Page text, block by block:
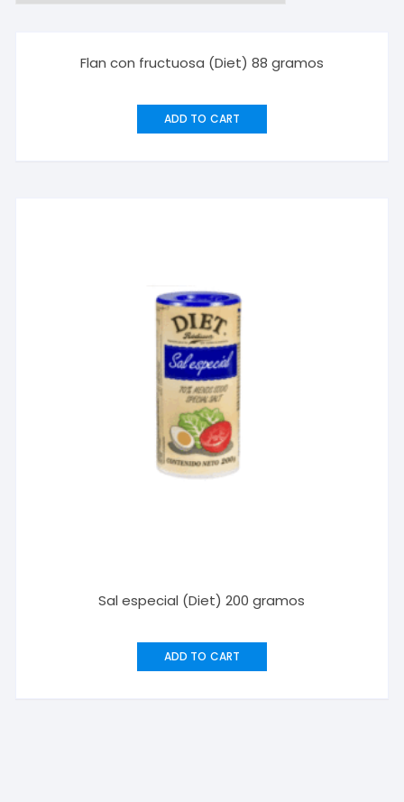
Flan con fructuosa (Diet) 88 gramos
ADD TO CART
Sal especial (Diet) 200 gramos
ADD TO CART